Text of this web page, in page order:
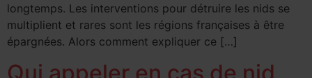
longtemps. Les interventions pour détruire les nids se
multiplient et rares sont les régions françaises à être
épargnées. Alors comment expliquer ce […]